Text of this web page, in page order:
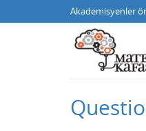
Akademisyenler